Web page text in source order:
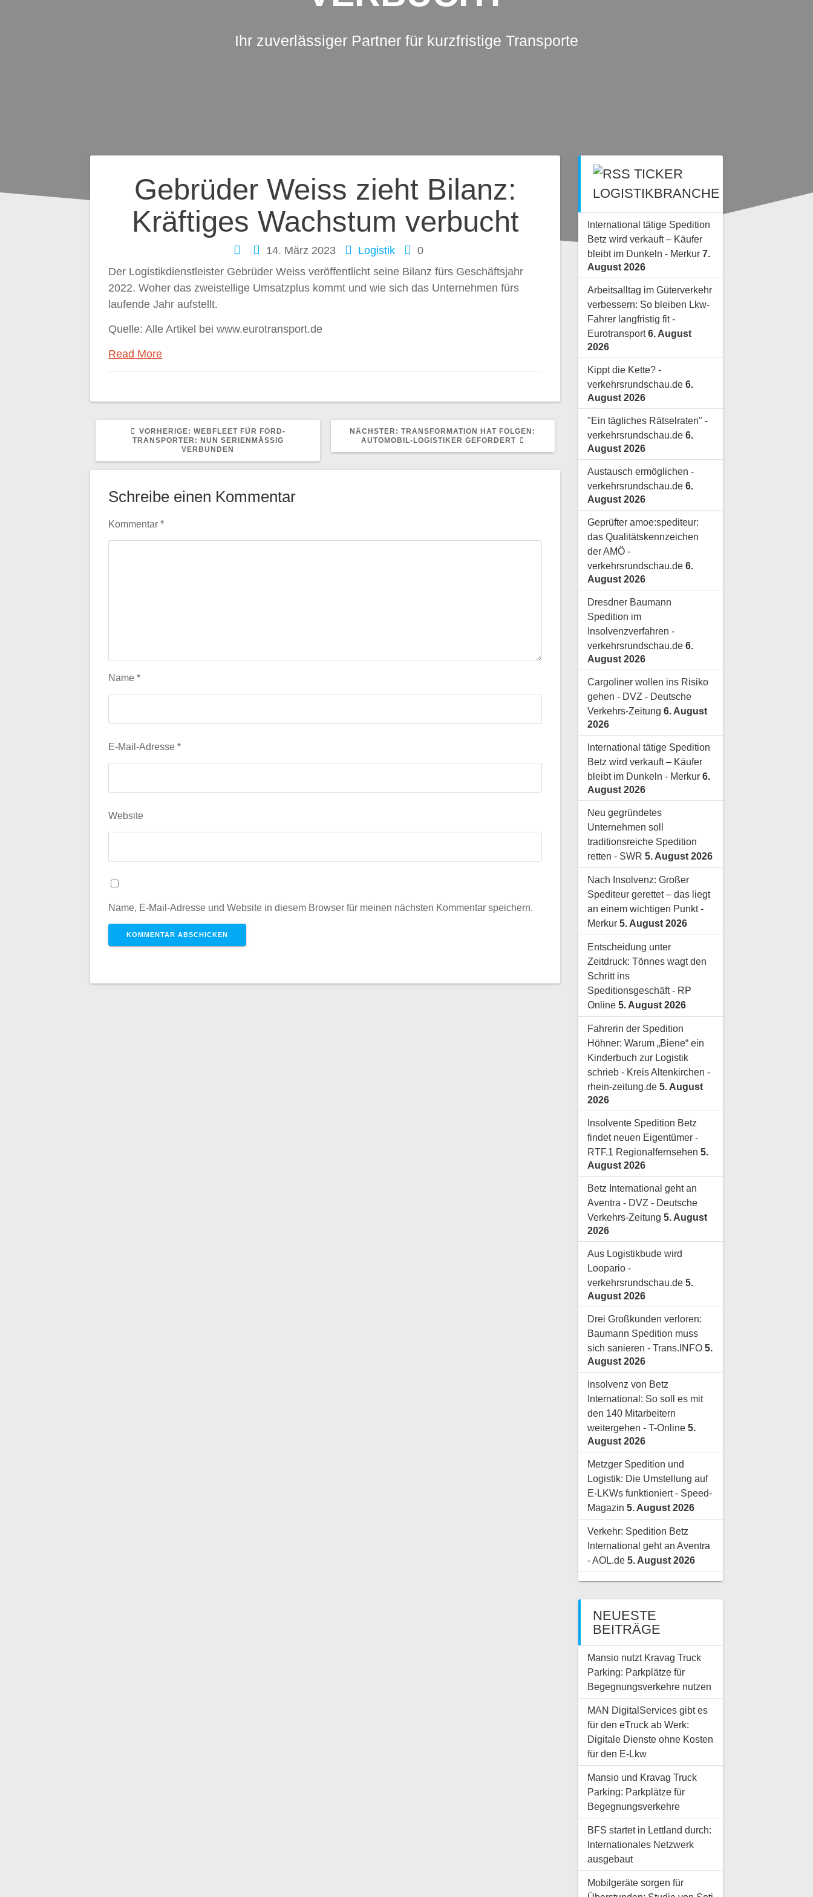
Ihr zuverlässiger Partner für kurzfristige Transporte
Gebrüder Weiss zieht Bilanz:
Kräftiges Wachstum verbucht
14. März 2023 Logistik
0
Der Logistikdienstleister Gebrüder Weiss veröffentlicht seine Bilanz fürs Geschäftsjahr
2022. Woher das zweistellige Umsatzplus kommt und wie sich das Unternehmen fürs
laufende Jahr aufstellt.
Quelle: Alle Artikel bei www.eurotransport.de
Read More
Beitragsnavigation
VORHERIGE: VORHERIGER
BEITRAG:
WEBFLEET FÜR FORD-
TRANSPORTER: NUN SERIENMÄSSIG V
ERBUNDEN
NÄCHSTER: NÄCHSTER
BEITRAG:
TRANSFORMATION HAT FOLGEN:
AUTOMOBIL-LOGISTIKER GEFORDERT
Schreibe einen Kommentar
Kommentar*
Name*
E-Mail-Adresse*
Website
Name, E-Mail-Adresse und Website in diesem Browser für meinen nächsten Kommentar speichern.
TICKER
LOGISTIKBRANCHE
International tätige Spedition
Betz wird verkauft – Käufer
bleibt im Dunkeln - Merkur 7.
August 2026
Arbeitsalltag im Güterverkehr
verbessern: So bleiben Lkw-
Fahrer langfristig fit -
Eurotransport 6. August
2026
Kippt die Kette? -
verkehrsrundschau.de 6.
August 2026
"Ein tägliches Rätselraten" -
verkehrsrundschau.de 6.
August 2026
Austausch ermöglichen -
verkehrsrundschau.de 6.
August 2026
Geprüfter amoe:spediteur:
das Qualitätskennzeichen
der AMÖ -
verkehrsrundschau.de 6.
August 2026
Dresdner Baumann
Spedition im
Insolvenzverfahren -
verkehrsrundschau.de 6.
August 2026
Cargoliner wollen ins Risiko
gehen - DVZ - Deutsche
Verkehrs-Zeitung 6. August
2026
International tätige Spedition
Betz wird verkauft – Käufer
bleibt im Dunkeln - Merkur 6.
August 2026
Neu gegründetes
Unternehmen soll
traditionsreiche Spedition
retten - SWR 5. August 2026
Nach Insolvenz: Großer
Spediteur gerettet – das liegt
an einem wichtigen Punkt -
Merkur 5. August 2026
Entscheidung unter
Zeitdruck: Tönnes wagt den
Schritt ins
Speditionsgeschäft - RP
Online 5. August 2026
Fahrerin der Spedition
Höhner: Warum „Biene“ ein
Kinderbuch zur Logistik
schrieb - Kreis Altenkirchen -
rhein-zeitung.de 5. August
2026
Insolvente Spedition Betz
findet neuen Eigentümer -
RTF.1 Regionalfernsehen 5.
August 2026
Betz International geht an
Aventra - DVZ - Deutsche
Verkehrs-Zeitung 5. August
2026
Aus Logistikbude wird
Loopario -
verkehrsrundschau.de 5.
August 2026
Drei Großkunden verloren:
Baumann Spedition muss
sich sanieren - Trans.INFO 5.
August 2026
Insolvenz von Betz
International: So soll es mit
den 140 Mitarbeitern
weitergehen - T-Online 5.
August 2026
Metzger Spedition und
Logistik: Die Umstellung auf
E-LKWs funktioniert - Speed-
Magazin 5. August 2026
Verkehr: Spedition Betz
International geht an Aventra
- AOL.de 5. August 2026
NEUESTE
BEITRÄGE
Mansio nutzt Kravag Truck
Parking: Parkplätze für
Begegnungsverkehre nutzen
MAN DigitalServices gibt es
für den eTruck ab Werk:
Digitale Dienste ohne Kosten
für den E-Lkw
Mansio und Kravag Truck
Parking: Parkplätze für
Begegnungsverkehre
BFS startet in Lettland durch:
Internationales Netzwerk
ausgebaut
Mobilgeräte sorgen für